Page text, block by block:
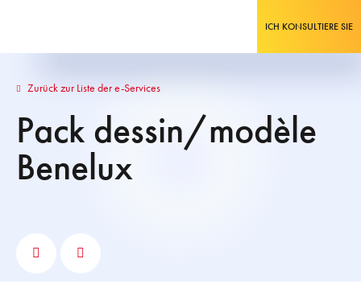
ICH KONSULTIERE SIE
Zurück zur Liste der e-Services
Pack dessin/modèle
Benelux